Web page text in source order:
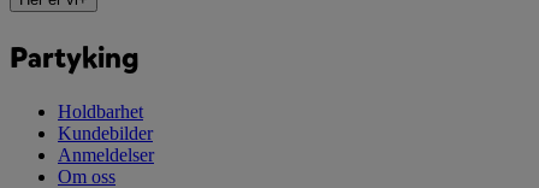
Partyking
Holdbarhet
Kundebilder
Anmeldelser
Om oss